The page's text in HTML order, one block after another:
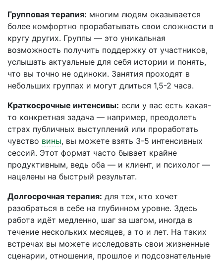
Групповая терапия: многим людям оказывается
более комфортно прорабатывать свои сложности в
кругу других. Группы — это уникальная
возможность получить поддержку от участников,
услышать актуальные для себя истории и понять,
что вы точно не одиноки. Занятия проходят в
небольших группах и могут длиться 1,5-2 часа.
Краткосрочные интенсивы: если у вас есть какая-
то конкретная задача — например, преодолеть
страх публичных выступлений или проработать
чувство вины, вы можете взять 3-5 интенсивных
сессий. Этот формат часто бывает крайне
продуктивным, ведь оба — и клиент, и психолог —
нацелены на быстрый результат.
Долгосрочная терапия: для тех, кто хочет
разобраться в себе на глубинном уровне. Здесь
работа идёт медленно, шаг за шагом, иногда в
течение нескольких месяцев, а то и лет. На таких
встречах вы можете исследовать свои жизненные
сценарии, отношения, прошлое и подсознательные